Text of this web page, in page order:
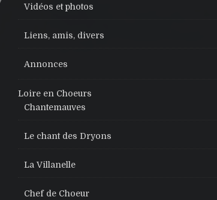
Vidéos et photos
Liens, amis, divers
Annonces
Loire en Choeurs
Chantemauves
Le chant des Dryons
La Villanelle
Chef de Choeur